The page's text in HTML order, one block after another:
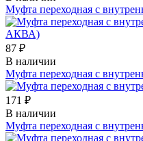
Муфта переходная с
87 ₽
В наличии
Муфта переходная с
171 ₽
В наличии
Муфта переходная с